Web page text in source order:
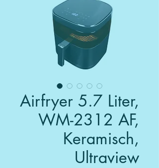
Airfryer 5.7 Liter,
WM-2312 AF,
Keramisch,
Ultraview